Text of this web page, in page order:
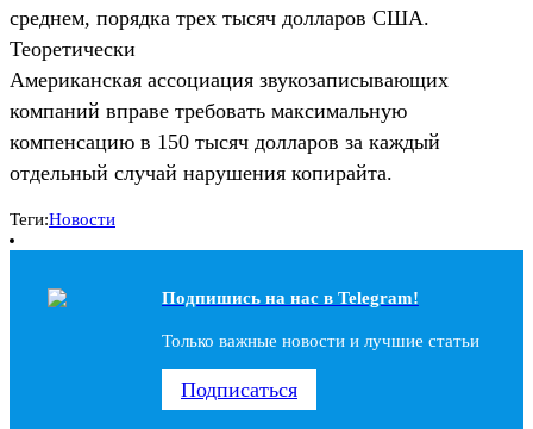
среднем, порядка трех тысяч долларов США.
Теоретически
Американская ассоциация звукозаписывающих
компаний вправе требовать максимальную
компенсацию в 150 тысяч долларов за каждый
отдельный случай нарушения копирайта.
Теги:Новости
Подпишись на наc в Telegram!
Только важные новости и лучшие статьи
Подписаться